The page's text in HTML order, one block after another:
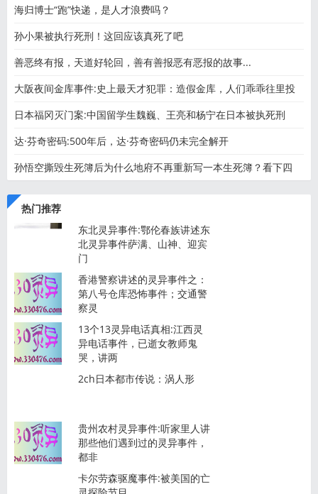
海归博士“跑”快递，是人才浪费吗？
孙小果被执行死刑！这回应该真死了吧
善恶终有报，天道好轮回，善有善报恶有恶报的故事...
大阪夜间金库事件:史上最天才犯罪：造假金库，人们乖乖往里投
日本福冈灭门案:中国留学生魏巍、王亮和杨宁在日本被执死刑
达·芬奇密码:500年后，达·芬奇密码仍未完全解开
孙悟空撕毁生死簿后为什么地府不再重新写一本生死簿？看下四
热门推荐
东北灵异事件:鄂伦春族讲述东
北灵异事件萨满、山神、迎宾
门
香港警察讲述的灵异事件之：
第八号仓库恐怖事件；交通警
察灵
13个13灵异电话真相:江西灵
异电话事件，已逝女教师鬼
哭，讲两
2ch日本都市传说：涡人形
贵州农村灵异事件:听家里人讲
那些他们遇到过的灵异事件，
都非
卡尔劳森驱魔事件:被美国的亡